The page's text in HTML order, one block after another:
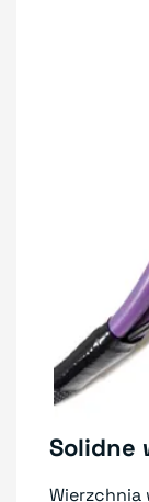
Solidne
Wierzchnia